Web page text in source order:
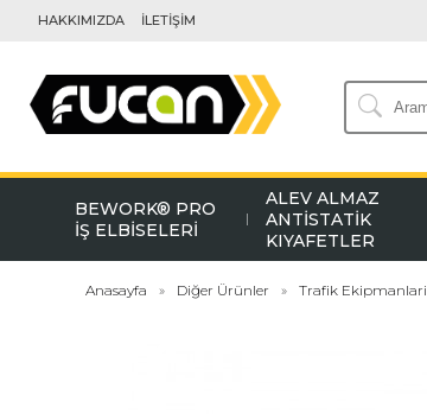
HAKKIMIZDA İLETİŞİM
BEWORK® PRO
İŞ ELBİSELERİ
ALEV ALMAZ
ANTİSTATİK
KIYAFETLER
Anasayfa Diğer Ürünler Trafik Ekipmanlari